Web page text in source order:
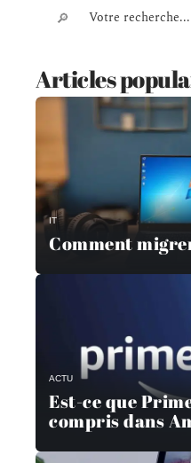
Articles
IT
Comment
ACTU
Est-ce que
compris dans